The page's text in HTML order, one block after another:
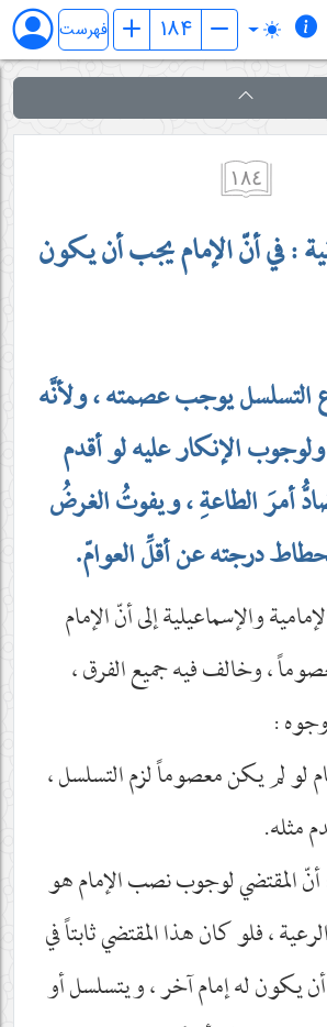
فهرست
١٨٤
: في أنّ الإمام يجب أن يكون
التسلسل يوجب عصمته ، ولأنَّه
الإنكار عليه لو أقدم
أمرَ الطاعةِ ، ويفوتُ الغرضُ
درجته عن أقلِّ العوامّ.
والإسماعيلية إلى أنّ الإمام
، وخالف فيه جميع الفرق ،
:
لو لم يكن معصوماً لزم التسلسل ،
مثله.
أنّ المقتضي لوجوب نصب الإمام هو
، فلو كان هذا المقتضي ثابتاً في
يكون له إمام آخر ، ويتسلسل أو